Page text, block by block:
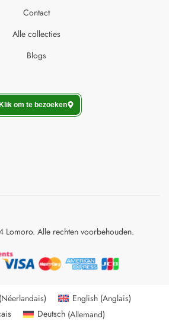
Contact
Alle collecties
Blogs
om te bezoeken
Alle rechten voorbehouden.
(Néerlandais) English(Anglais)
Deutsch(Allemand)